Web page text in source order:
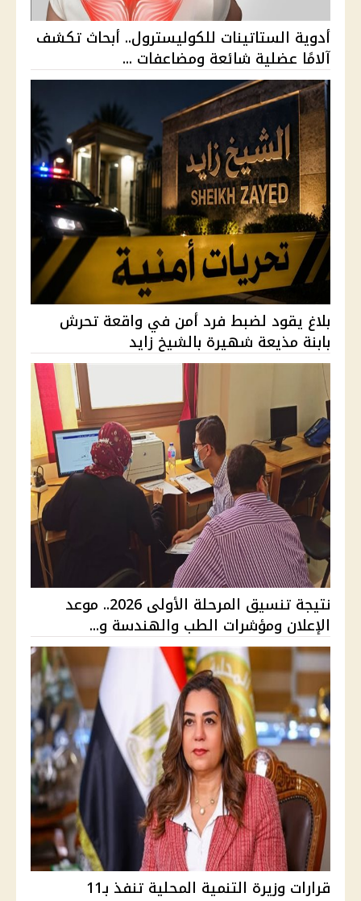
أدوية الستاتينات للكوليسترول.. أبحاث تكشف
آلامًا عضلية شائعة ومضاعفات ...
بلاغ يقود لضبط فرد أمن في واقعة تحرش
بابنة مذيعة شهيرة بالشيخ زايد
نتيجة تنسيق المرحلة الأولى 2026.. موعد
الإعلان ومؤشرات الطب والهندسة و...
قرارات وزيرة التنمية المحلية تنفذ بـ11